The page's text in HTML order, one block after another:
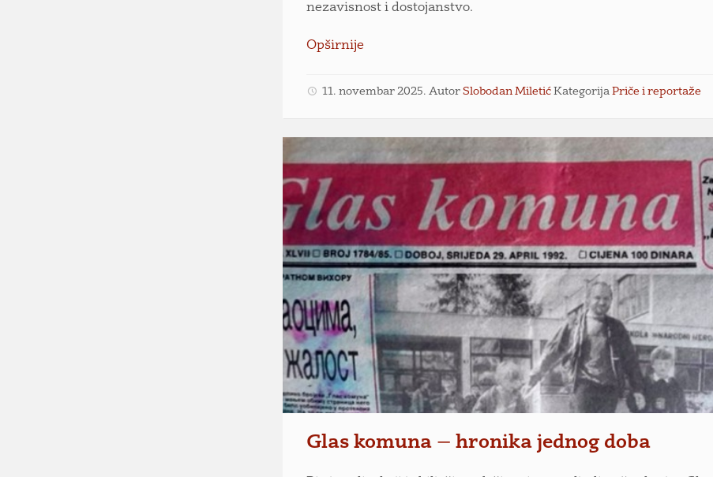
nezavisnost i dostojanstvo.
Opširnije
11. novembar 2025. AutorSlobodan Miletić KategorijaPriče i reportaže
Glas komuna — hronika jednog doba